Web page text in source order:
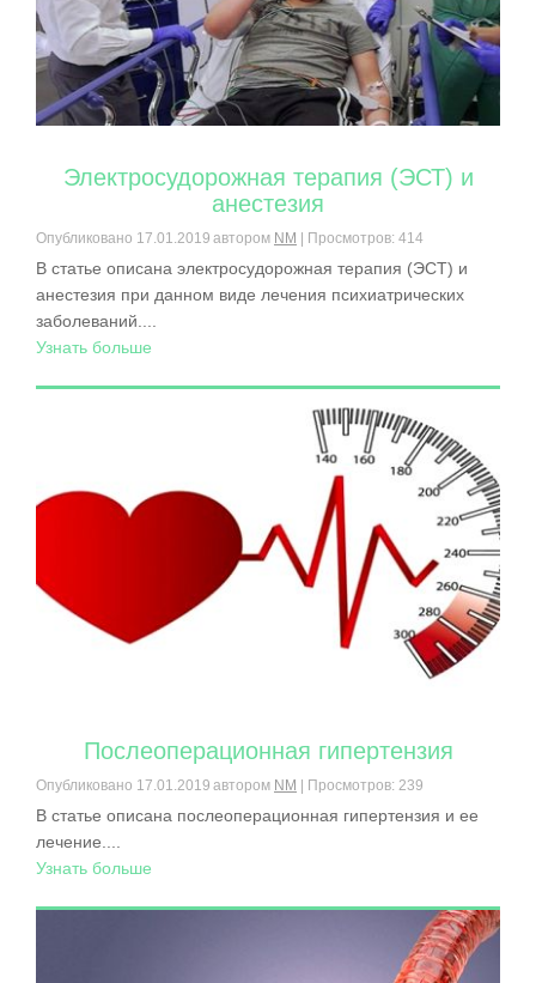
Электросудорожная терапия (ЭСТ) и
анестезия
Опубликовано 17.01.2019 автором NM | Просмотров: 414
В статье описана электросудорожная терапия (ЭСТ) и
анестезия при данном виде лечения психиатрических
заболеваний....
Узнать больше
Послеоперационная гипертензия
Опубликовано 17.01.2019 автором NM | Просмотров: 239
В статье описана послеоперационная гипертензия и ее
лечение....
Узнать больше